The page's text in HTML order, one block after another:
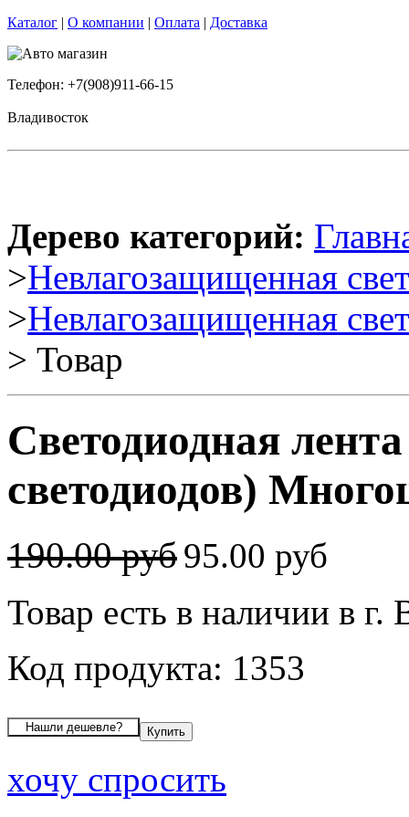
Каталог | О компании | Оплата | Доставка
Телефон: +7(908)911-66-15
Владивосток
Дерево категорий:
>Невлагозащищенная
>Невлагозащищенная
> Товар
Светодиодная
светодиодов)
190.00 руб95.00 руб
Товар есть в наличии в г.
Код продукта: 1353
хочу спросить